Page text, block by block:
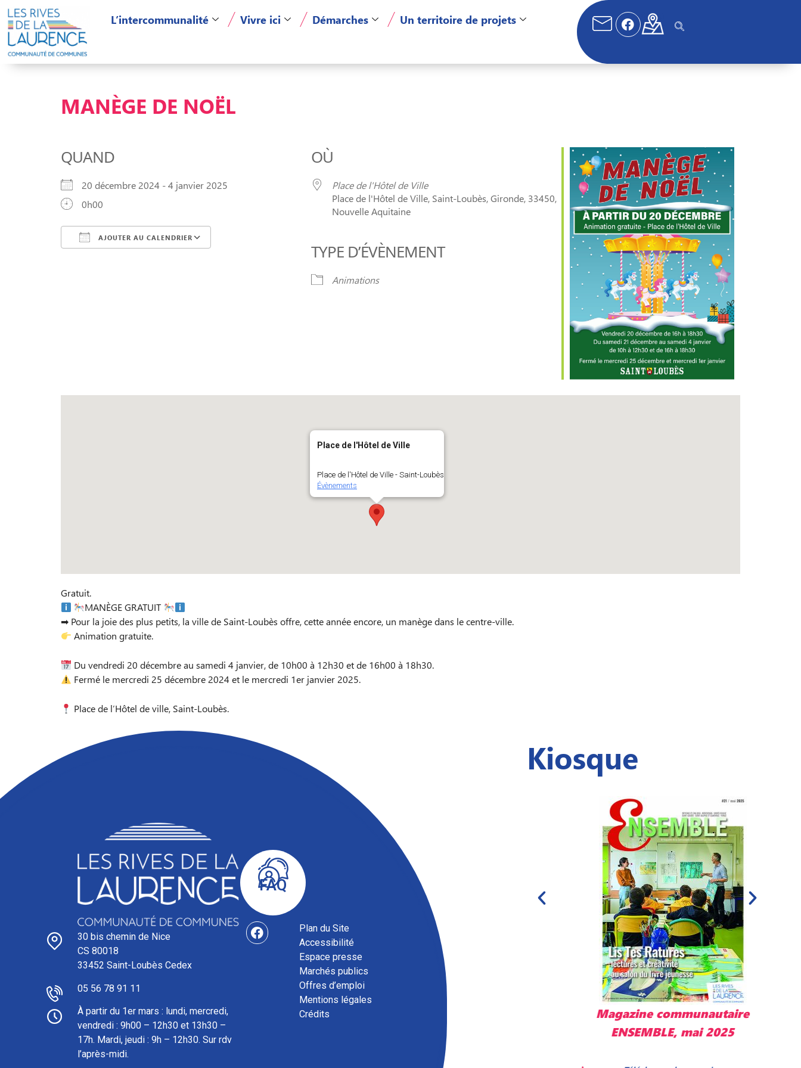
L’intercommunalité Vivre ici Démarches Un territoire de projets
MANÈGE DE NOËL
QUAND
20 décembre 2024 - 4 janvier 2025
0h00
AJOUTER AU CALENDRIER
iCalendar Outlook Live
OÙ
Place de l'Hôtel de Ville
Place de l'Hôtel de Ville, Saint-Loubès, Gironde, 33450,
Nouvelle Aquitaine
TYPE D’ÉVÈNEMENT
Animations
Place de l'Hôtel de Ville
Place de l'Hôtel de Ville - Saint-Loubès
Évènements
Gratuit.
MANÈGE GRATUIT
➡ Pour la joie des plus petits, la ville de Saint-Loubès offre, cette année encore, un manège dans le centre-ville.
Animation gratuite.
Du vendredi 20 décembre au samedi 4 janvier, de 10h00 à 12h30 et de 16h00 à 18h30.
Fermé le mercredi 25 décembre 2024 et le mercredi 1er janvier 2025.
Place de l’Hôtel de ville, Saint-Loubès.
30 bis chemin de Nice
CS 80018
33452 Saint-Loubès Cedex
05 56 78 91 11
À partir du 1er mars : lundi, mercredi,
vendredi : 9h00 – 12h30 et 13h30 –
17h. Mardi, jeudi : 9h – 12h30. Sur rdv
l’après-midi.
FAQ
Plan du Site
Accessibilité
Espace presse
Marchés publics
Offres d’emploi
Mentions légales
Crédits
Kiosque
ENSEMBLE, septembre 2025
Magazine communautaire
ENSEMBLE, mai 2025